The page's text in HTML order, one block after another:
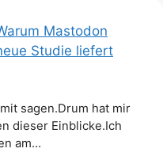
Mastodon
Studie liefert
sagen.Drum hat mir
dieser Einblicke.Ich
am…